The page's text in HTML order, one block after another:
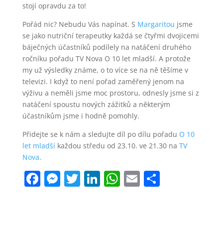
stojí opravdu za to!
Pořád nic? Nebudu Vás napínat. S Margaritou jsme
se jako nutriční terapeutky každá se čtyřmi dvojicemi
báječných účastníků podílely na natáčení druhého
ročníku pořadu TV Nova O 10 let mladší. A protože
my už výsledky známe, o to více se na ně těšíme v
televizi. I když to není pořad zaměřený jenom na
výživu a neměli jsme moc prostoru, odnesly jsme si z
natáčení spoustu nových zážitků a některým
účastníkům jsme i hodně pomohly.
Přidejte se k nám a sledujte díl po dílu pořadu O 10
let mladšíkaždou středu od 23.10. ve 21.30 na TV
Nova.
F M T Li W E S